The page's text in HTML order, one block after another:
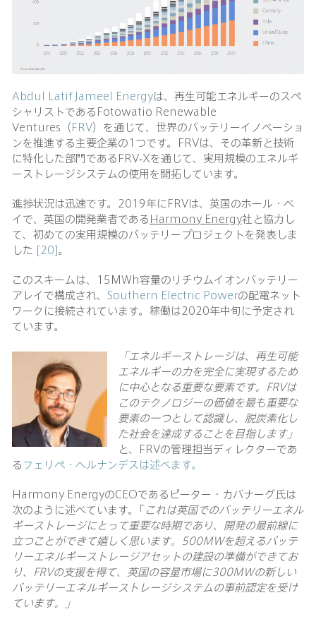
Abdul Latif Jameel Energyは、再生可能エネルギーのスペ
シャリストであるFotowatio Renewable
Ventures（FRV）を通じて、世界のバッテリーイノベーショ
ンを推進する主要企業の1つです。FRVは、その革新と技術
に特化した部門であるFRV-Xを通じて、実用規模のエネルギ
ーストレージシステムの使用を開拓しています。
進捗状況は迅速です。2019年にFRVは、英国のホール・ベ
イで、英国の開発業者であるHarmony Energy社と協力し
て、初めての実用規模のバッテリープロジェクトを発表しま
した [20]。
このスキームは、15MWh容量のリチウムイオンバッテリー
アレイで構成され、 Southern Electric Powerの配電ネット
ワークに接続されています。稼働は2020年中旬に予定され
ています。
「エネルギーストレージは、再生可能
エネルギーの力を完全に実現するため
に中心となる重要な要素です。 FRVは
このテクノロジーの価値を最も重要な
要素の一つとして認識し、脱炭素化し
た社会を達成することを目指します」
と、FRVの管理担当ディレクターであ
るフェリペ・ヘルナンデスは述べます。
Harmony EnergyのCEOであるピーター・カバナーグ氏は
次のように述べています。｢これは英国でのバッテリーエネル
ギーストレージにとって重要な時期であり、開発の最前線に
立つことができて嬉しく思います。 500MWを超えるバッテ
リーエネルギーストレージアセットの建設の準備ができてお
り、FRVの支援を得て、英国の容量市場に300MWの新しい
バッテリーエネルギーストレージシステムの事前認定を受け
ています。」